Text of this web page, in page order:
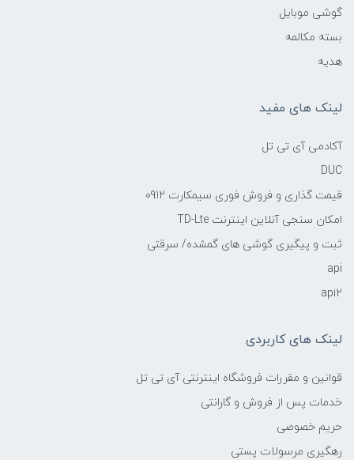
گوشی موبایل
بسته مکالمه
هدیه
لینک های مفید
آکادمی آی تی تل
DUC
قیمت گذاری و فروش فوری سیمکارت 0912
امکان سنجی آنلاین اینترنت TD-Lte
ثبت و پیگیری گوشی های گمشده/ سرقتی
api
api2
لینک های کاربردی
قوانین و مقررات فروشگاه اینترنتی آی تی تل
خدمات پس از فروش و گارانتی
حریم خصوصی
رهگیری مرسولات پستی